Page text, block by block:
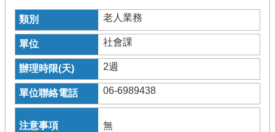
老人業務
社會課
2週
06-6989438
無